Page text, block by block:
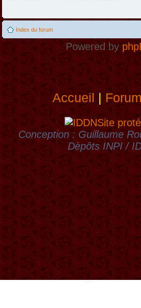
Index du forum
Powered by
Accueil|
Site
Conception : Guillaume
Dèpôts INPI /